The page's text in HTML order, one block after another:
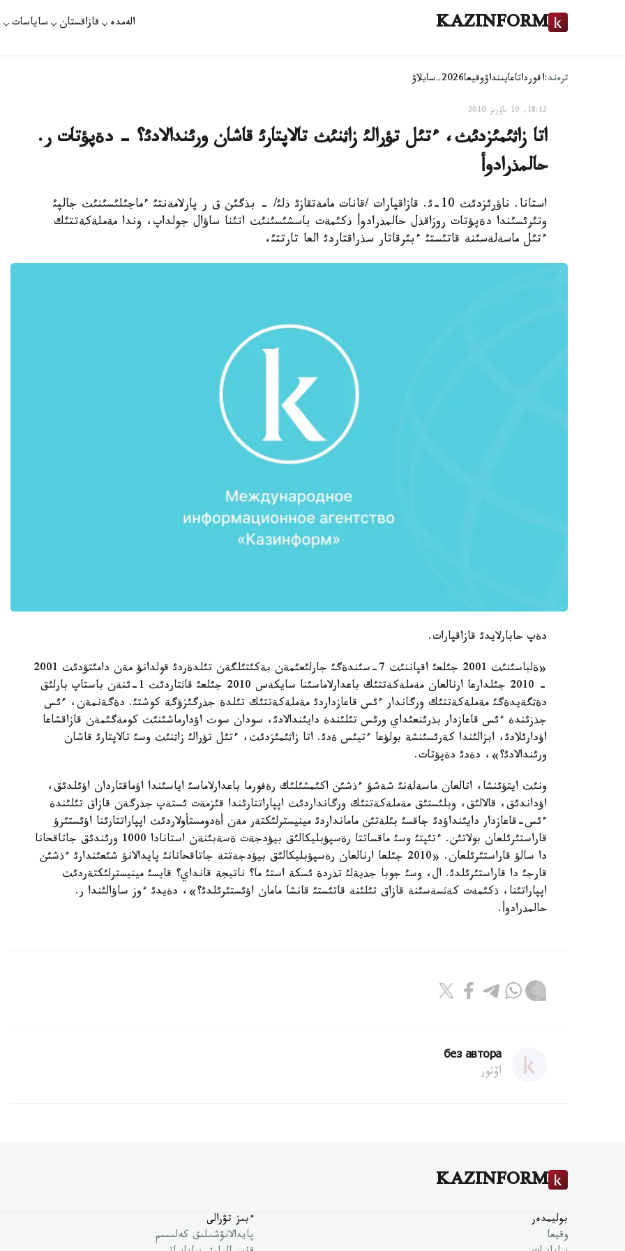
KAZINFORM الەمدە قازاقستان ساياسات
ترەند:اقورداتاعايىنداۋوقيعا2026-سايلاۋ
18:12, 10 ناۋرىز 2010
اتا زاثئمئزدئث، ءتئل تؤرالئ زاثنئث تالاپتارئ قاشان ورئندالادئ؟ - دةپؤتات ر.
حالمذرادوأ
استانا. ناؤرئزدئث 10-ئ. قازاقپارات /قانات مامةتقازئ ذلئ/ - بذگئن ق ر پارلامةنتئ ءماجئلئسئنئث جالپئ
وتئرئسئندا دةپؤتات روزاقذل حالمذرادوأ ذكئمةت باسشئسئنئث اتئنا ساؤال جولداپ، وندا مةملةكةتتئك
ءتئل ماسةلةسئنة قاتئستئ ءبئرقاتار سذراقتاردئ العا تارتتئ،
دةپ حابارلايدئ قازاقپارات.
«ةلباسئنئث 2001 جئلعئ اقپاننئث 7-سئندةگئ جارلئعئمةن بةكئتئلگةن تئلدةردئ قولدانؤ مةن دامئتؤدئث 2001
- 2010 جئلدارعا ارنالعان مةملةكةتتئك باعدارلاماسئنا سايكةس 2010 جئلعئ قاثتاردئث 1-ئنةن باستاپ بارلئق
دةثگةيدةگئ مةملةكةتتئك ورگاندار ءئس قاعازداردئ مةملةكةتتئك تئلدة جذرگئزؤگة كوشتئ. دةگةنمةن، ءئس
جذزئندة ءئس قاعازدار بذرئنعئداي ورئس تئلئندة دايئندالادئ، سودان سوث اؤدارماشئنئث كومةگئمةن قازاقشاعا
اؤدارئلادئ، ابزالئندا كةرئسئنشة بولؤعا ءتيئس ةدئ. اتا زاثئمئزدئث، ءتئل تؤرالئ زاثنئث وسئ تالاپتارئ قاشان
ورئندالادئ؟»، دةدئ دةپؤتات.
ونئث ايتؤئنشا، اتالعان ماسةلةنئ شةشؤ ءذشئن اكئمشئلئك رةفورما باعدارلاماسئ اياسئندا اؤماقتاردان اؤئلدئق،
اؤداندئق، قالالئق، وبلئستئق مةملةكةتتئك ورگانداردئث اپپاراتتارئندا قئزمةت ئستةپ جذرگةن قازاق تئلئندة
ءئس-قاعازدار دايئنداؤدئ جاقسئ بئلةتئن مامانداردئ مينيسترلئكتةر مةن أةدومستأولاردئث اپپاراتتارئنا اؤئستئرؤ
قاراستئرئلعان بولاتئن. ءتئپتئ وسئ ماقساتتا رةسپؤبليكالئق بيؤدجةت ةسةبئنةن استانادا 1000 ورئندئق جاتاقحانا
دا سالؤ قاراستئرئلعان. «2010 جئلعا ارنالعان رةسپؤبليكالئق بيؤدجةتتة جاتاقحانانئ پايدالانؤ شئعئندارئ ءذشئن
قارجئ دا قاراستئرئلدئ. ال، وسئ جوبا جذيةلئ تذردة ئسكة استئ ما؟ ناتيجة قانداي؟ قايسئ مينيسترلئكتةردئث
اپپاراتئنا، ذكئمةت كةثسةسئنة قازاق تئلئنة قاتئستئ قانشا مامان اؤئستئرئلدئ؟»، دةيدئ ءوز ساؤالئندا ر.
حالمذرادوأ.
без автора
اۆتور
KAZINFORM
بوليمدەر
وقيعا
ءبىز تۋرالى
پايدالانۋشىلىق كەلىسىم